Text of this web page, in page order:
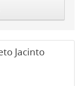
Jacinto